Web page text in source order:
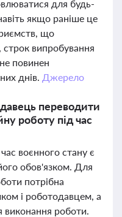
для будь-
якщо раніше це
що
випробування
повинен
днів. Джерело
переводити
роботу під час
воєнного стану є
обов'язком. Для
потрібна
і роботодавцем, а
виконання роботи.